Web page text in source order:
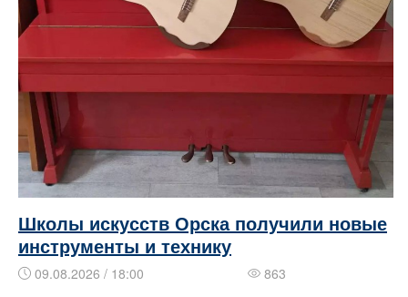
Школы искусств Орска получили новые
инструменты и технику
09.08.2026 / 18:00 863